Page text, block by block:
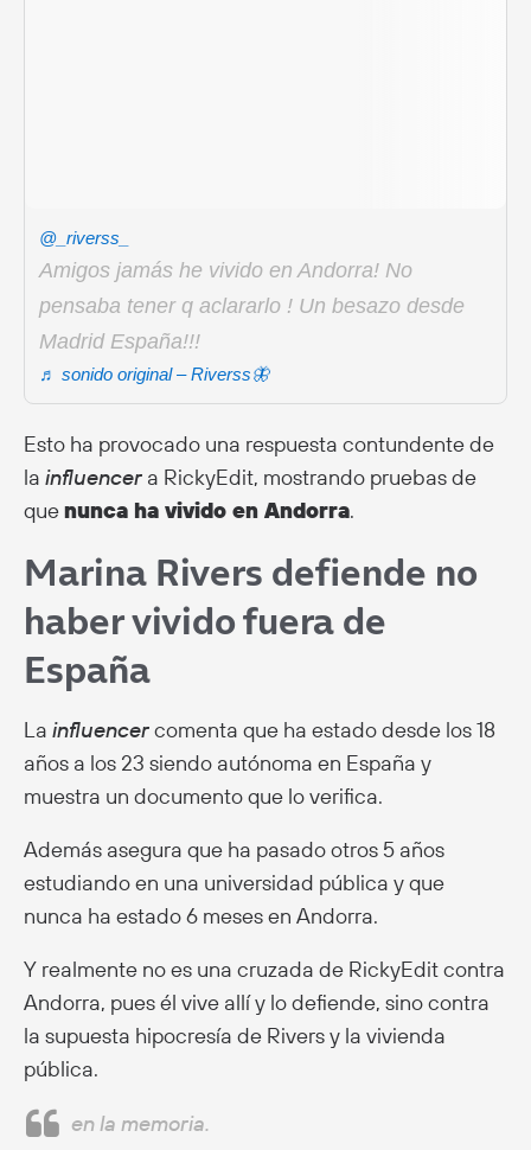
@_riverss_
Amigos jamás he vivido en Andorra! No
pensaba tener q aclararlo ! Un besazo desde
Madrid España!!!
♬ sonido original – Riverss🦋
Esto ha provocado una respuesta contundente de
la influencer a RickyEdit, mostrando pruebas de
quenunca ha vivido en Andorra.
Marina Rivers defiende no
haber vivido fuera de
España
La influencercomenta que ha estado desde los 18
años a los 23 siendo autónoma en España y
muestra un documento que lo verifica.
Además asegura que ha pasado otros 5 años
estudiando en una universidad pública y que
nunca ha estado 6 meses en Andorra.
Y realmente no es una cruzada de RickyEdit contra
Andorra, pues él vive allí y lo defiende, sino contra
la supuesta hipocresía de Rivers y la vivienda
pública.
en la memoria.